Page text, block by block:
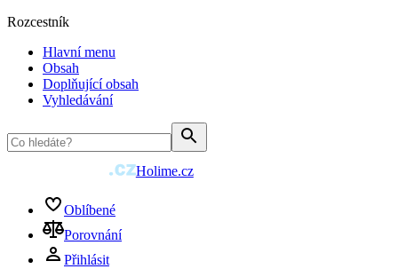
Rozcestník
Hlavní menu
Obsah
Doplňující obsah
Vyhledávání
Holime.cz
Oblíbené
Porovnání
Přihlásit